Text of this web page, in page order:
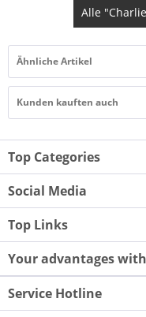
Alle
Ähnliche Artikel
Kunden kauften auch
Top Categories
Social Media
Top Links
Your advantages
Service Hotline